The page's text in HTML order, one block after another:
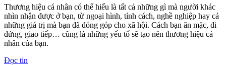
Thương hiệu cá nhân có thể hiểu là tất cả những gì mà người khác
nhìn nhận được ở bạn, từ ngoại hình, tính cách, nghề nghiệp hay cả
những giá trị mà bạn đã đóng góp cho xã hội. Cách bạn ăn mặc, đi
đứng, giao tiếp… cũng là những yếu tố sẽ tạo nên thương hiệu cá
nhân của bạn.
Đọc tin